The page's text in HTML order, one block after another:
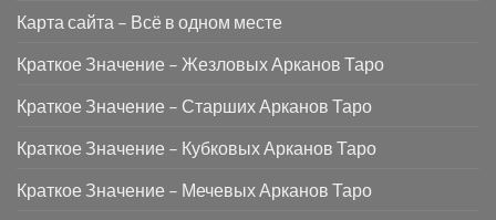
Карта сайта – Всё в одном месте
Краткое Значение – Жезловых Арканов Таро
Краткое Значение – Старших Арканов Таро
Краткое Значение – Кубковых Арканов Таро
Краткое Значение – Мечевых Арканов Таро